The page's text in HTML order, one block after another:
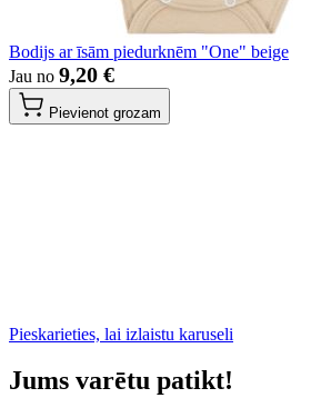
Bodijs ar īsām piedurknēm "One" beige
Jau no 9,20 €
Pievienot grozam
Pieskarieties, lai izlaistu karuseli
Jums varētu patikt!